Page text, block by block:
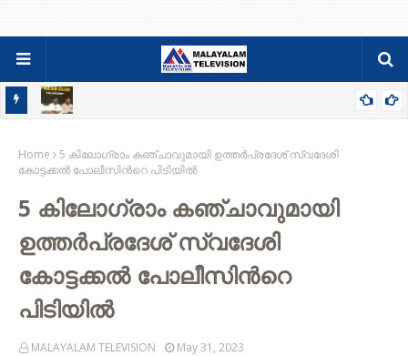
9ന്
Home
5 കിലോഗ്രാം കഞ്ചാവുമായി ഉത്തർപ്രദേശ് സ്വദേശി
കോട്ടക്കൽ പോലീസിന്‍റെ പിടിയില്‍
5 കിലോഗ്രാം കഞ്ചാവുമായി
ഉത്തർപ്രദേശ് സ്വദേശി
കോട്ടക്കൽ പോലീസിന്‍റെ
പിടിയില്‍
MALAYALAM TELEVISION May 31, 2023